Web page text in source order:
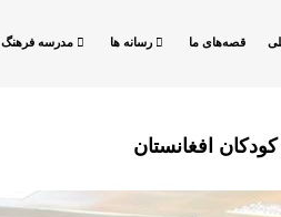
قصه‌های ما رسانه ها مدرسه فرهنگ
افغانستان